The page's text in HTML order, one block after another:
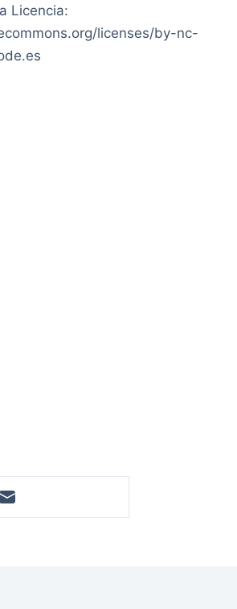
Licencia:
licenses/by-nc-